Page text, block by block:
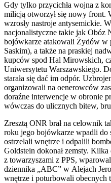
Gdy tylko przycichła wojna z
milicją otworzył się nowy front.
wzrosły nastroje antysemickie.
nacjonalistyczne takie jak Obóz
bojówkarze atakowali Żydów w
Saskim), a także na praskiej
kupców spod Hal Mirowskich,
Uniwersytetu Warszawskiego.
starała się dać im odpór.
organizowali na oenerowców
doraźne interwencje w obronie
wówczas do ulicznych bitew,
Zresztą ONR brał na celownik
roku jego bojówkarze wpadli do
ostrzelali wnętrze i odpalili
Goldstein dokonał zemsty.
z towarzyszami z PPS,
dziennika „ABC” w Alejach
wnętrze i poturbowali obecnych